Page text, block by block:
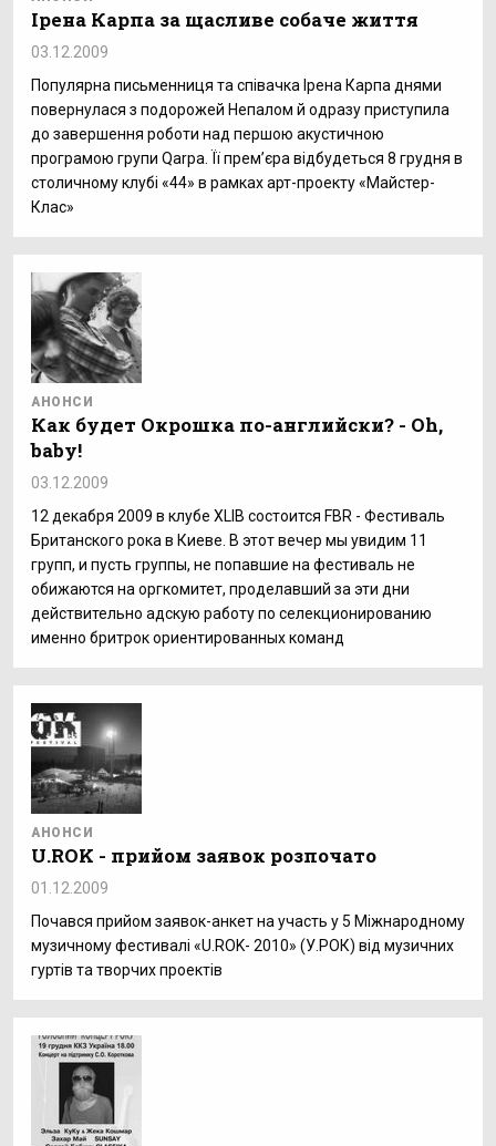
Ірена Карпа за щасливе собаче життя
03.12.2009
Популярна письменниця та співачка Ірена Карпа днями
повернулася з подорожей Непалом й одразу приступила
до завершення роботи над першою акустичною
програмою групи Qarpa. Її прем’єра відбудеться 8 грудня в
столичному клубі «44» в рамках арт-проекту «Майстер-
Клас»
АНОНСИ
Как будет Окрошка по-английски? - Oh,
baby!
03.12.2009
12 декабря 2009 в клубе XLIB состоится FBR - Фестиваль
Британского рока в Киеве. В этот вечер мы увидим 11
групп, и пусть группы, не попавшие на фестиваль не
обижаются на оргкомитет, проделавший за эти дни
действительно адскую работу по селекционированию
именно бритрок ориентированных команд
АНОНСИ
U.ROK - прийом заявок розпочато
01.12.2009
Почався прийом заявок-анкет на участь у 5 Міжнародному
музичному фестивалі «U.ROK- 2010» (У.РОК) від музичних
гуртів та творчих проектів